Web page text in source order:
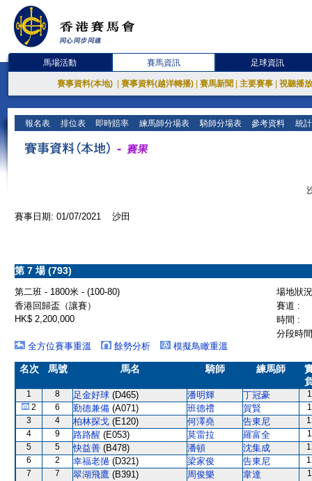
馬場活動 賽馬資訊 足球資訊
賽事資料(本地) 賽事資料(越洋轉播) 賽馬新聞 主要賽事 視聽播
報名表 排位表 即時賠率 練馬師分場表 騎師分場表 參考資料 統
賽事日期: 01/07/2021 沙田
第 7 場 (793)
第二班 - 1800米 - (100-80)
場地狀
香港回歸盃（讓賽）
賽道 :
HK$ 2,200,000
時間 :
分段時
全方位賽事重溫
餘勢分析 模擬鳥瞰重溫
名次 馬號 馬名 騎師 練馬師
1 8 足金好球 (D465) 潘明輝 丁冠豪
2
6 勤德兼備 (A071) 班德禮 賀賢
3
4 柏林探戈 (E120) 何澤堯 告東尼
4
9 路路醒 (E053) 莫雷拉 羅富全
5
5 快益善 (B478) 潘頓 沈集成
6
2 幸福老撾 (D321) 梁家俊 告東尼
7
7 翠湖飛鷹 (B391) 周俊樂 韋達